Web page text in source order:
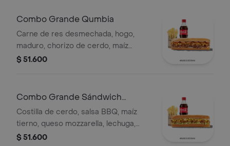
Combo Grande Qumbia
Carne de res desmechada, hogo,
maduro, chorizo de cerdo, maíz
tierno, salsa Qbano, papas y bebida.
$ 51.600
Combo Grande Sándwich
Costilla
Costilla de cerdo, salsa BBQ, maíz
tierno, queso mozzarella, lechuga,
salsa Qbano, acompañamiento y
$ 51.600